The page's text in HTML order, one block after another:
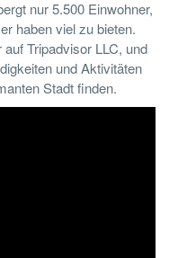
nur 5.500 Einwohner,
haben viel zu bieten.
Tripadvisor LLC, und
und Aktivitäten
Stadt finden.